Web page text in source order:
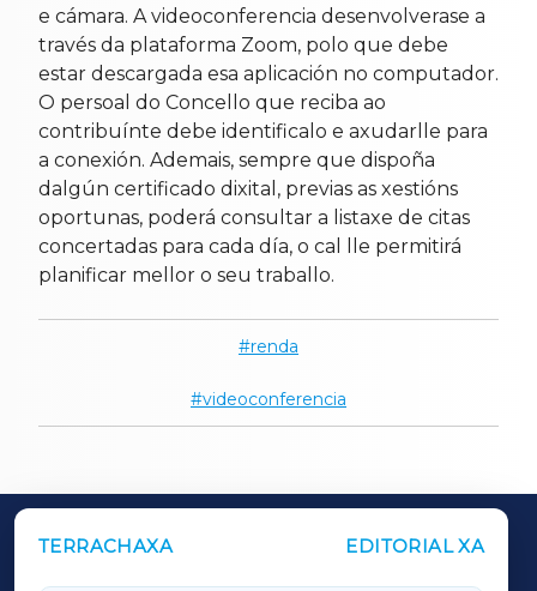
e cámara. A videoconferencia desenvolverase a
través da plataforma Zoom, polo que debe
estar descargada esa aplicación no computador.
O persoal do Concello que reciba ao
contribuínte debe identificalo e axudarlle para
a conexión. Ademais, sempre que dispoña
dalgún certificado dixital, previas as xestións
oportunas, poderá consultar a listaxe de citas
concertadas para cada día, o cal lle permitirá
planificar mellor o seu traballo.
renda
videoconferencia
TERRACHAXA EDITORIAL XA
OUTROS PERIÓDICOS